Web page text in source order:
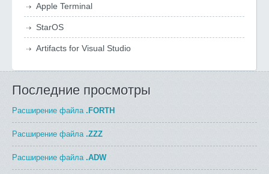
Apple Terminal
StarOS
Artifacts for Visual Studio
Последние просмотры
Расширение файла .FORTH
Расширение файла .ZZZ
Расширение файла .ADW